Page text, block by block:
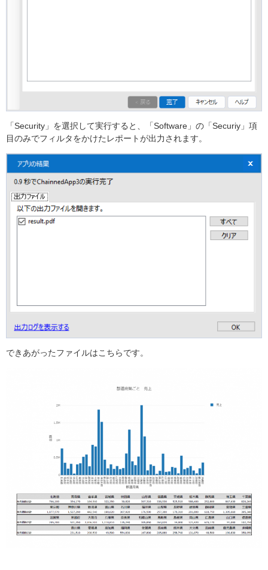
「Security」を選択して実行すると、「Software」の「Securiy」項
目のみでフィルタをかけたレポートが出力されます。
できあがったファイルはこちらです。